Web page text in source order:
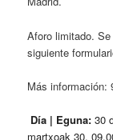
Aforo limitado.
siguiente
Más información:
Día | Eguna: 30
martxoak 30,